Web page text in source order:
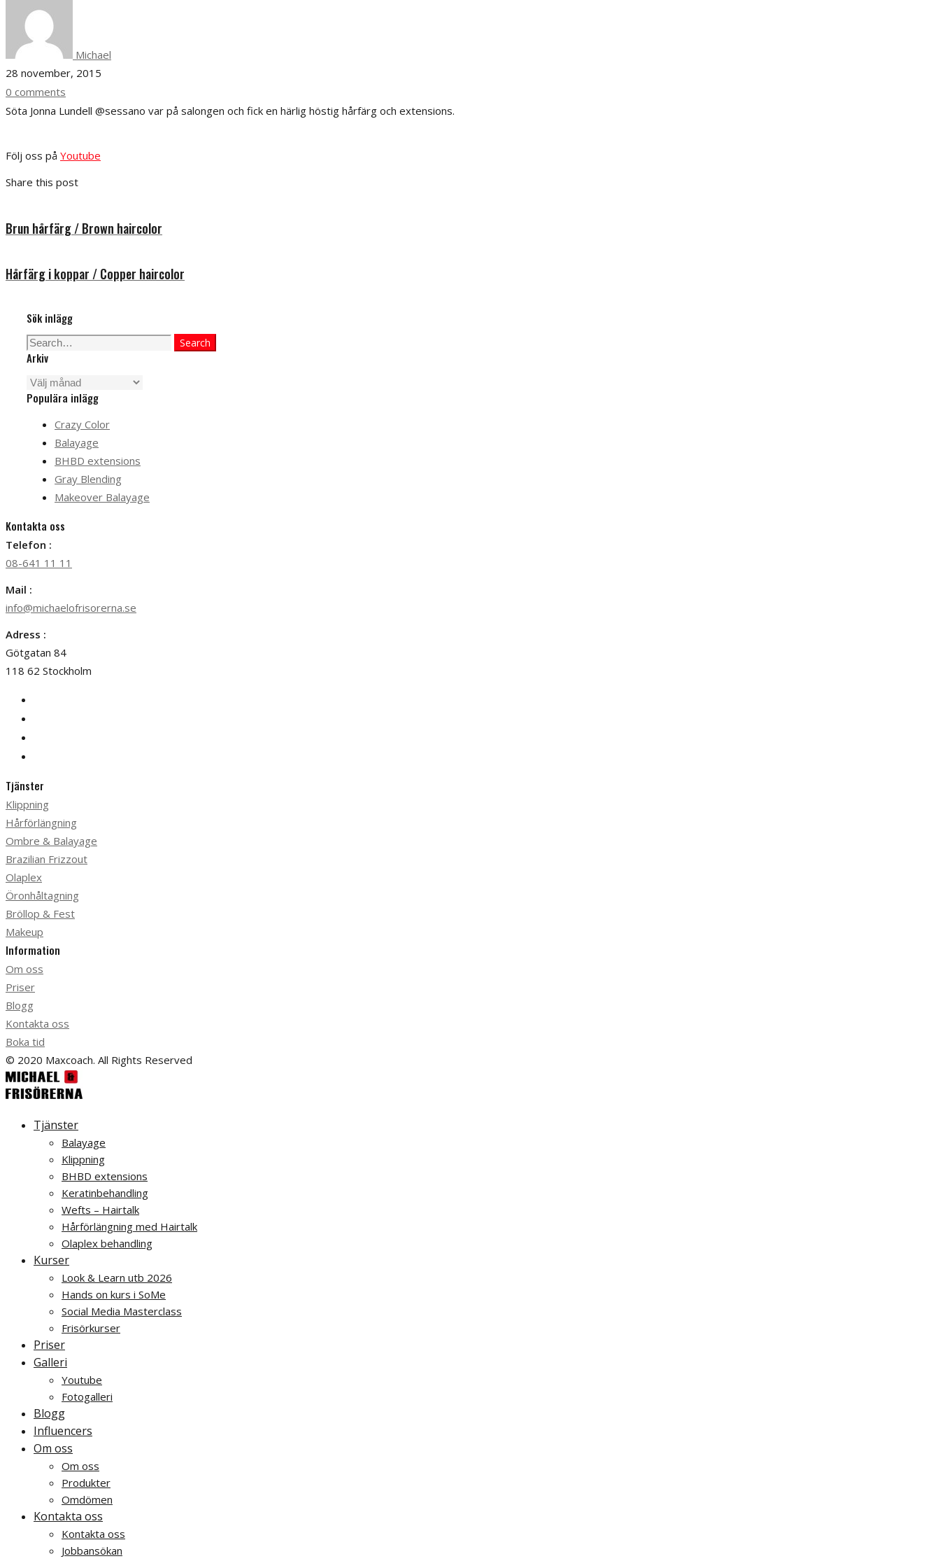
Michael
28 november, 2015
0 comments
Söta Jonna Lundell @sessano var på salongen och fick en härlig höstig hårfärg och extensions.
Följ oss på Youtube
Share this post
Brun hårfärg / Brown haircolor
Hårfärg i koppar / Copper haircolor
Sök inlägg
Search
for:
Search
Arkiv
Arkiv
Populära inlägg
Crazy Color
Balayage
BHBD extensions
Gray Blending
Makeover Balayage
Kontakta oss
Telefon :
08-641 11 11
Mail :
info@michaelofrisorerna.se
Adress :
Götgatan 84
118 62 Stockholm
Tjänster
Klippning
Hårförlängning
Ombre & Balayage
Brazilian Frizzout
Olaplex
Öronhåltagning
Bröllop & Fest
Makeup
Information
Om oss
Priser
Blogg
Kontakta oss
Boka tid
© 2020 Maxcoach. All Rights Reserved
Tjänster
Balayage
Klippning
BHBD extensions
Keratinbehandling
Wefts – Hairtalk
Hårförlängning med Hairtalk
Olaplex behandling
Kurser
Look & Learn utb 2026
Hands on kurs i SoMe
Social Media Masterclass
Frisörkurser
Priser
Galleri
Youtube
Fotogalleri
Blogg
Influencers
Om oss
Om oss
Produkter
Omdömen
Kontakta oss
Kontakta oss
Jobbansökan